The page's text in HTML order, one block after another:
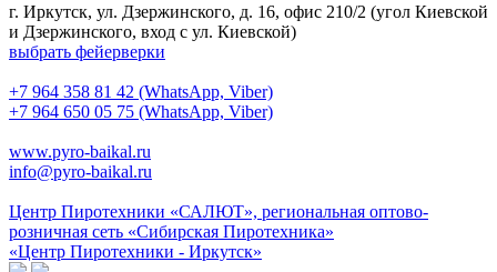
г. Иркутск, ул. Дзержинского, д. 16, офис 210/2 (угол Киевской
и Дзержинского, вход с ул. Киевской)
выбрать фейерверки
+7 964 358 81 42 (WhatsApp, Viber)
+7 964 650 05 75 (WhatsApp, Viber)
www.pyro-baikal.ru
info@pyro-baikal.ru
Центр Пиротехники «САЛЮТ», региональная оптово-
розничная сеть «Сибирская Пиротехника»
«Центр Пиротехники - Иркутск»